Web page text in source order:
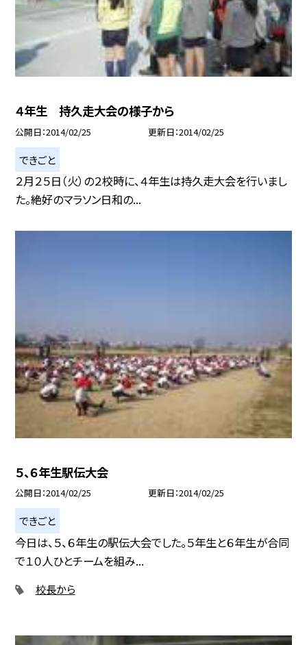
４年生 持久走大会の様子から
公開日 2014/02/25 更新日 2014/02/25
できごと
２月２５日（火）の２校時に、４年生は持久走大会を行いまし
た。絶好のマラソン日和の...
５、６年生駅伝大会
公開日 2014/02/25 更新日 2014/02/25
できごと
今日は、５、６年生の駅伝大会でした。５年生と６年生が合同
で１０人ひとチームを組み...
校長から